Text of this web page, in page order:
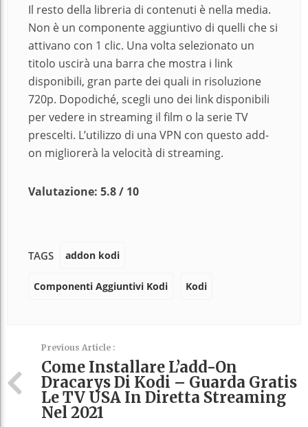
Il resto della libreria di contenuti è nella media.
Non è un componente aggiuntivo di quelli che si
attivano con 1 clic. Una volta selezionato un
titolo uscirà una barra che mostra i link
disponibili, gran parte dei quali in risoluzione
720p. Dopodiché, scegli uno dei link disponibili
per vedere in streaming il film o la serie TV
prescelti. L’utilizzo di una VPN con questo add-
on migliorerà la velocità di streaming.
Valutazione: 5.8 / 10
TAGS addon kodi
Componenti Aggiuntivi Kodi Kodi
Previous Article :
Come Installare L’add-On
Dracarys Di Kodi – Guarda Gratis
Le TV USA In Diretta Streaming
Nel 2021